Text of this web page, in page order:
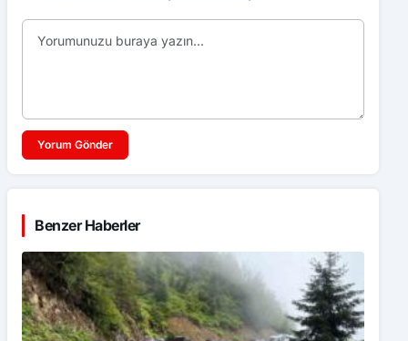
Yorum Gönder
Benzer Haberler